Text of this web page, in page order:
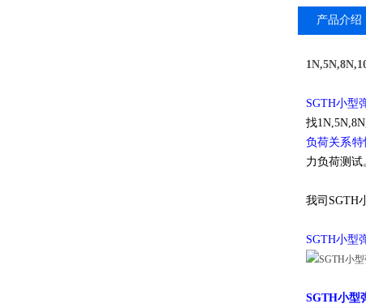
产品介绍
SGTH小型
找
负荷关系特
力负荷测试
我司SGTH
SGTH小型
SGTH小型